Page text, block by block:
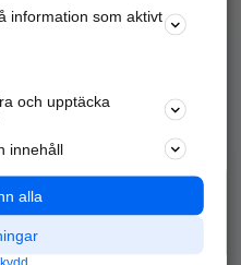
nära dig.
Populära sökningar
Annonsera
Integritet
Nödnummer
information som aktivt
och upptäcka
innehåll
alla